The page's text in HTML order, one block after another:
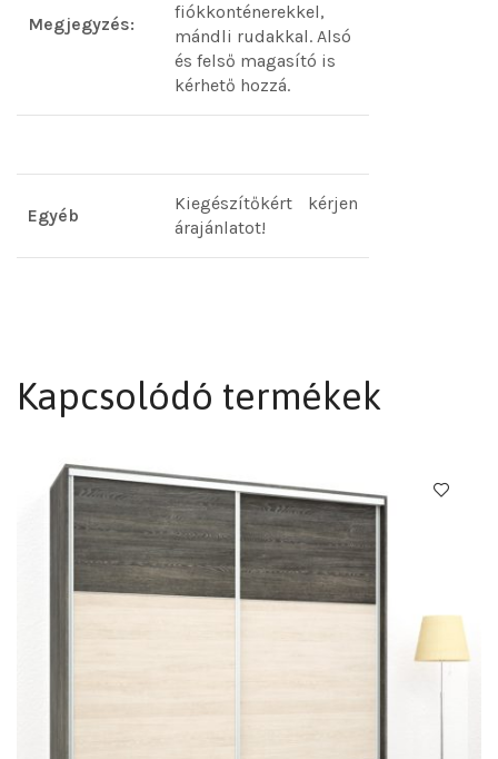
Megjegyzés:
fiókkonténerekkel,
mándli rudakkal. Alsó
és felső magasító is
kérhető hozzá.
Egyéb
Kiegészítőkért kérjen
árajánlatot!
Kapcsolódó termékek